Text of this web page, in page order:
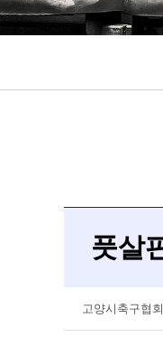
풋살
고양시축구협회